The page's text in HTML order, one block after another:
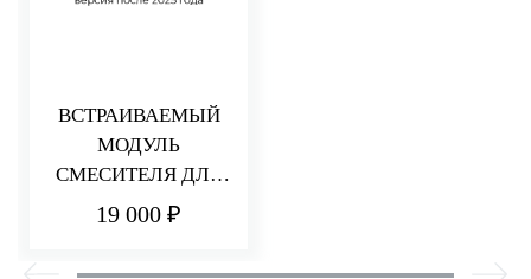
ВСТРАИВАЕМЫЙ
МОДУЛЬ
СМЕСИТЕЛЯ ДЛЯ
РАКОВИНЫ/ДУША
19 000 ₽